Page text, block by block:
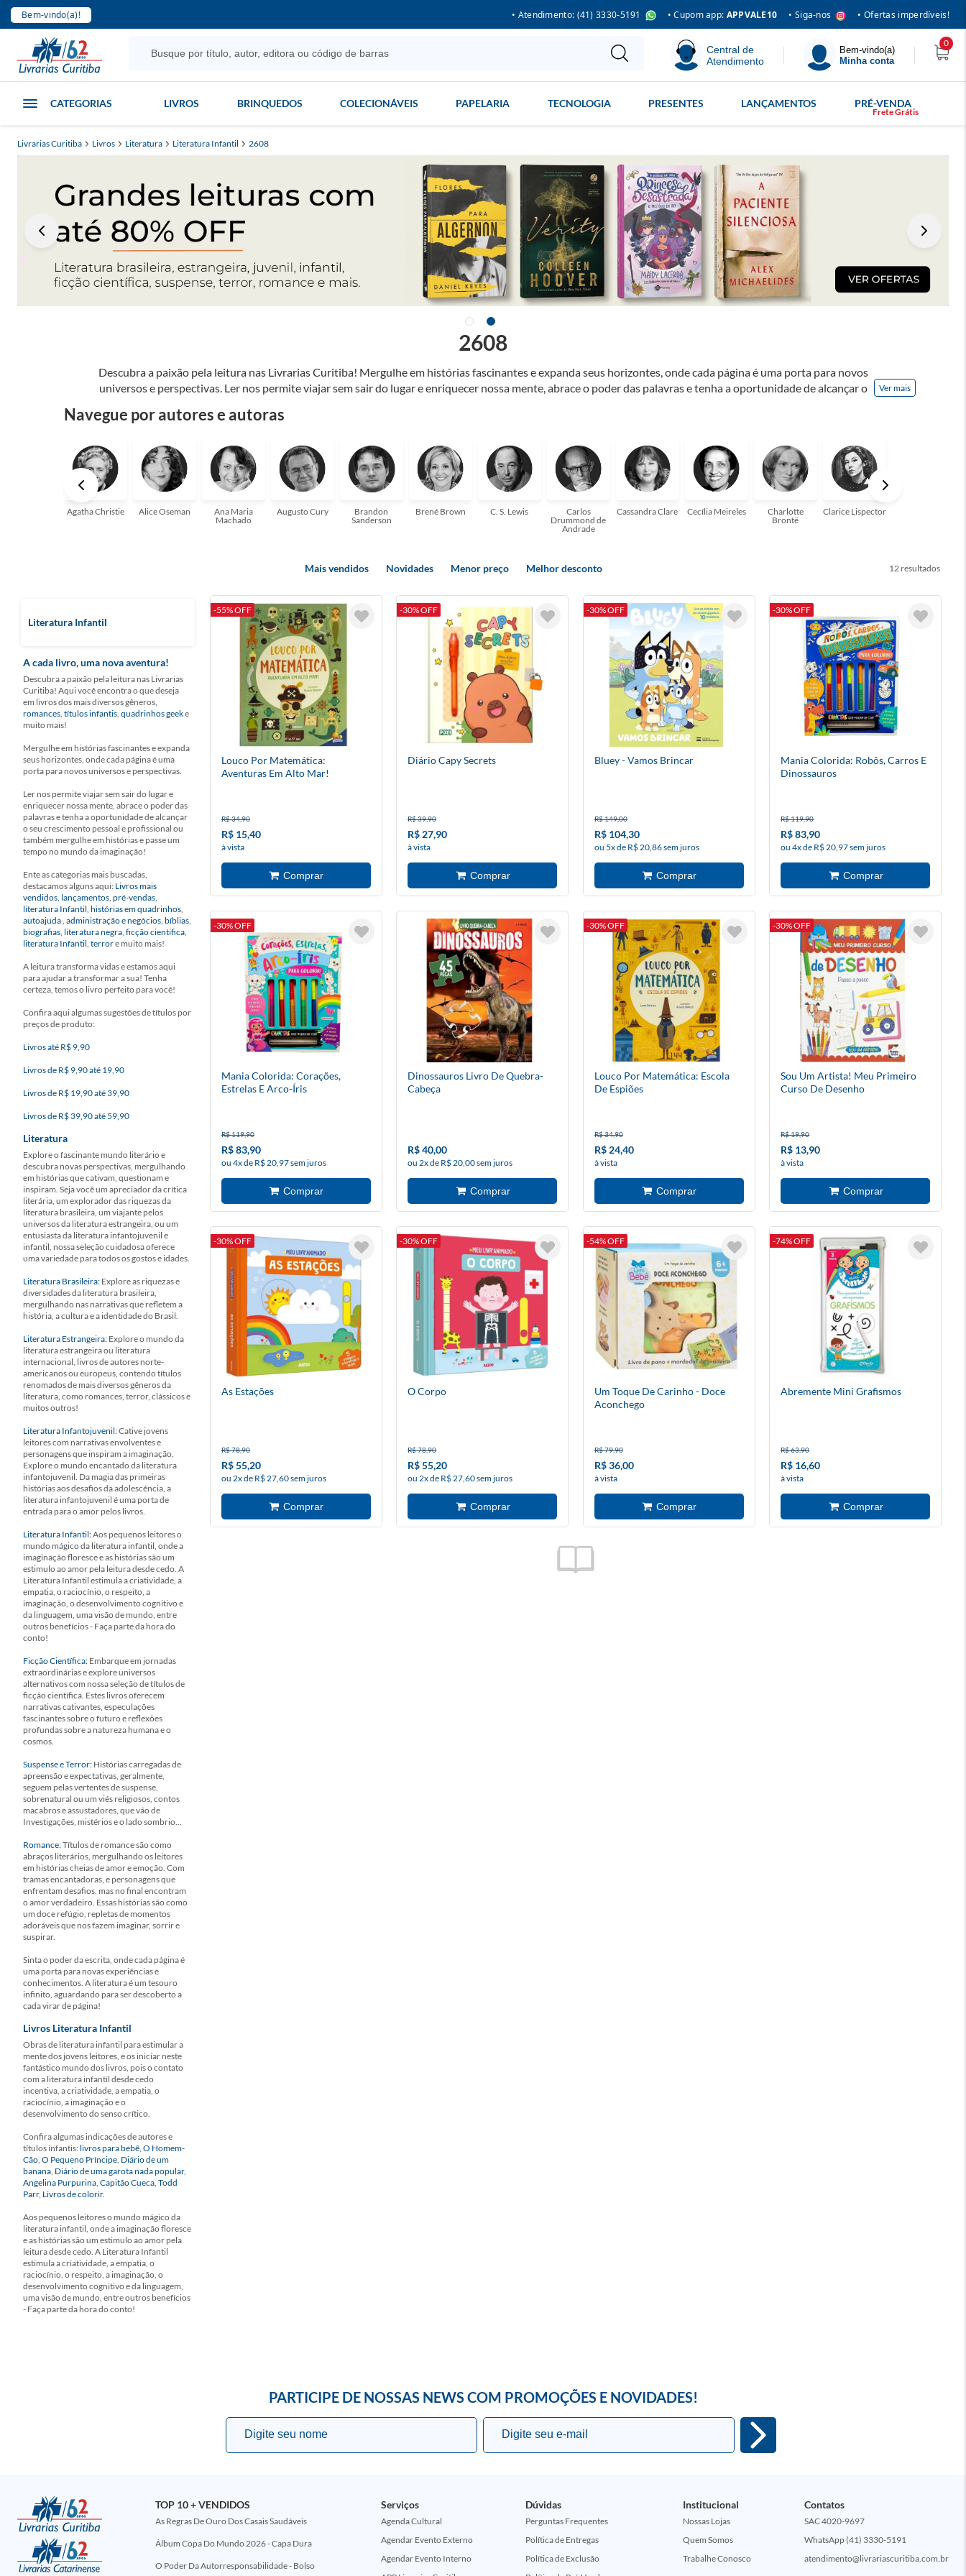
Bem-vindo(a)! • Atendimento: (41) 3330-5191 • Cupom app: APPVALE10 • Siga-nos • Ofertas imperdíveis!
Central de
Atendimento
Bem-vindo(a)
Minha conta
0
CATEGORIAS LIVROS BRINQUEDOS COLECIONÁVEIS PAPELARIA TECNOLOGIA PRESENTES LANÇAMENTOS PRÉ-VENDA
Livrarias Curitiba Livros Literatura Literatura Infantil 2608
Descubra a paixão pela leitura nas Livrarias Curitiba! Mergulhe em histórias fascinantes e expanda seus horizontes, onde cada página é uma porta para novos
universos e perspectivas. Ler nos permite viajar sem sair do lugar e enriquecer nossa mente, abrace o poder das palavras e tenha a oportunidade de alcançar o
aqui para ajudar a transformar a sua! Tenha certeza, temos o livro perfeito para você!
Ver mais
2608
Navegue por autores e autoras
Agatha Christie Alice Oseman
Ana Maria
Machado
Augusto Cury
Brandon
Sanderson
Brené Brown C. S. Lewis
Carlos
Drummond de
Andrade
Cassandra Clare Cecília Meireles
Charlotte
Brontë
Clarice Lispector
Mais vendidos Novidades Menor preço Melhor desconto 12
Literatura Infantil
A cada livro, uma nova aventura!
Descubra a paixão pela leitura nas Livrarias
Curitiba! Aqui você encontra o que deseja
em livros dos mais diversos gêneros,
romances, títulos infantis, quadrinhos geeke
muito mais!
Mergulhe em histórias fascinantes e expanda
seus horizontes, onde cada página é uma
porta para novos universos e perspectivas.
Ler nos permite viajar sem sair do lugar e
enriquecer nossa mente, abrace o poder das
palavras e tenha a oportunidade de alcançar
o seu crescimento pessoal e profissional ou
também mergulhe em histórias e passe um
tempo no mundo da imaginação!
Ente as categorias mais buscadas,
destacamos alguns aqui: Livros mais
vendidos, lançamentos, pré-vendas,
literatura Infantil, histórias em quadrinhos,
autoajuda, administração e negócios, bíblias,
biografias, literatura negra, ficção cientifica,
literatura Infantil, terrore muito mais!
A leitura transforma vidas e estamos aqui
para ajudar a transformar a sua! Tenha
certeza, temos o livro perfeito para você!
Confira aqui algumas sugestões de títulos por
preços de produto:
Livros até R$ 9,90
Livros de R$ 9,90 até 19,90
Livros de R$ 19,90 até 39,90
Livros de R$ 39,90 até 59,90
Literatura
Explore o fascinante mundo literário e
descubra novas perspectivas, mergulhando
em histórias que cativam, questionam e
inspiram. Seja você um apreciador da crítica
literária, um explorador das riquezas da
literatura brasileira, um viajante pelos
universos da literatura estrangeira, ou um
entusiasta da literatura infantojuvenil e
infantil, nossa seleção cuidadosa oferece
uma variedade para todos os gostos e idades.
Literatura Brasileira: Explore as riquezas e
diversidades da literatura brasileira,
mergulhando nas narrativas que refletem a
história, a cultura e a identidade do Brasil.
Literatura Estrangeira: Explore o mundo da
literatura estrangeira ou literatura
internacional, livros de autores norte-
americanos ou europeus, contendo títulos
renomados de mais diversos gêneros da
literatura, como romances, terror, clássicos e
muitos outros!
Literatura Infantojuvenil:Cative jovens
leitores com narrativas envolventes e
personagens que inspiram a imaginação.
Explore o mundo encantado da literatura
infantojuvenil. Da magia das primeiras
histórias aos desafios da adolescência, a
literatura infantojuvenil é uma porta de
entrada para o amor pelos livros.
Literatura Infantil:Aos pequenos leitores o
mundo mágico da literatura infantil, onde a
imaginação floresce e as histórias são um
estimulo ao amor pela leitura desde cedo. A
Literatura Infantil estimula a criatividade, a
empatia, o raciocínio, o respeito, a
imaginação, o desenvolvimento cognitivo e
da linguagem, uma visão de mundo, entre
outros benefícios - Faça parte da hora do
conto!
Ficção Científica: Embarque em jornadas
extraordinárias e explore universos
alternativos com nossa seleção de títulos de
ficção científica. Estes livros oferecem
narrativas cativantes, especulações
fascinantes sobre o futuro e reflexões
profundas sobre a natureza humana e o
cosmos.
Suspense e Terror: Histórias carregadas de
apreensão e expectativas, geralmente,
seguem pelas vertentes de suspense,
sobrenatural ou um viés religiosos, contos
macabros e assustadores, que vão de
Investigações, mistérios e o lado sombrio...
Romance:Títulos de romance são como
abraços literários, mergulhando os leitores
em histórias cheias de amor e emoção. Com
tramas encantadoras, e personagens que
enfrentam desafios, mas no final encontram
o amor verdadeiro. Essas histórias são como
um doce refúgio, repletas de momentos
adoráveis que nos fazem imaginar, sorrir e
suspirar.
Sinta o poder da escrita, onde cada página é
uma porta para novas experiências e
conhecimentos. A literatura é um tesouro
infinito, aguardando para ser descoberto a
cada virar de página!
Livros Literatura Infantil
Obras de literatura infantil para estimular a
mente dos jovens leitores, e os iniciar neste
fantástico mundo dos livros, pois o contato
com a literatura infantil desde cedo
incentiva, a criatividade, a empatia, o
raciocínio, a imaginação e o
desenvolvimento do senso crítico.
Confira algumas indicações de autores e
títulos infantis: livros para bebê, O Homem-
Cão, O Pequeno Príncipe, Diário de um
banana, Diário de uma garota nada popular,
Angelina Purpurina, Capitão Cueca, Todd
Parr, Livros de colorir.
Aos pequenos leitores o mundo mágico da
literatura infantil, onde a imaginação floresce
e as histórias são um estimulo ao amor pela
leitura desde cedo. A Literatura Infantil
estimula a criatividade, a empatia, o
raciocínio, o respeito, a imaginação, o
desenvolvimento cognitivo e da linguagem,
uma visão de mundo, entre outros benefícios
- Faça parte da hora do conto!
-55% OFF
Louco Por Matemática:
Aventuras Em Alto Mar!
R$ 34,90
R$ 15,40
à vista
-30% OFF
Diário Capy Secrets
R$ 39,90
R$ 27,90
à vista
-30% OFF
Bluey - Vamos Brincar
R$ 149,00
R$ 104,30
ou 5x de R$ 20,86 sem juros
-30% OFF
Mania Colorida: Robôs, Carros E
Dinossauros
R$ 119,90
R$ 83,90
ou 4x de R$ 20,97 sem juros
-30% OFF
Mania Colorida: Corações,
Estrelas E Arco-Íris
R$ 119,90
R$ 83,90
ou 4x de R$ 20,97 sem juros
Dinossauros Livro De Quebra-
Cabeça
R$ 40,00
ou 2x de R$ 20,00 sem juros
-30% OFF
Louco Por Matemática: Escola
De Espiões
R$ 34,90
R$ 24,40
à vista
-30% OFF
Sou Um Artista! Meu Primeiro
Curso De Desenho
R$ 19,90
R$ 13,90
à vista
-30% OFF
As Estações
R$ 78,90
R$ 55,20
ou 2x de R$ 27,60 sem juros
-30% OFF
O Corpo
R$ 78,90
R$ 55,20
ou 2x de R$ 27,60 sem juros
-54% OFF
Um Toque De Carinho - Doce
Aconchego
R$ 79,90
R$ 36,00
à vista
-74% OFF
Abremente Mini Grafismos
R$ 63,90
R$ 16,60
à vista
PARTICIPE DE NOSSAS NEWS COM PROMOÇÕES E NOVIDADES!
TOP 10 + VENDIDOS
As Regras De Ouro Dos Casais Saudáveis
Álbum Copa Do Mundo 2026 - Capa Dura
O Poder Da Autorresponsabilidade - Bolso
Serviços
Agenda Cultural
Agendar Evento Externo
Agendar Evento Interno
Dúvidas
Perguntas Frequentes
Política de Entregas
Política de Exclusão
Institucional
Nossas Lojas
Quem Somos
Trabalhe Conosco
Contatos
SAC 4020-9697
WhatsApp (41) 3330-5191
atendimento@livrariascuritiba.com.br